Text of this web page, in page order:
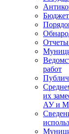
работ
их
АУ и